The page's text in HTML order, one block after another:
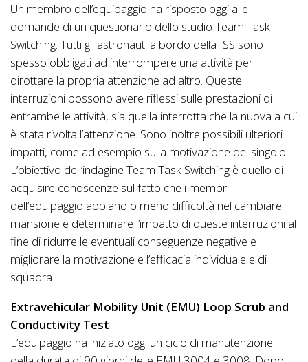
Un membro dell’equipaggio ha risposto oggi alle
domande di un questionario dello studio Team Task
Switching. Tutti gli astronauti a bordo della ISS sono
spesso obbligati ad interrompere una attività per
dirottare la propria attenzione ad altro. Queste
interruzioni possono avere riflessi sulle prestazioni di
entrambe le attività, sia quella interrotta che la nuova a cui
è stata rivolta l’attenzione. Sono inoltre possibili ulteriori
impatti, come ad esempio sulla motivazione del singolo.
L’obiettivo dell’indagine Team Task Switching è quello di
acquisire conoscenze sul fatto che i membri
dell’equipaggio abbiano o meno difficoltà nel cambiare
mansione e determinare l’impatto di queste interruzioni al
fine di ridurre le eventuali conseguenze negative e
migliorare la motivazione e l’efficacia individuale e di
squadra.
Extravehicular Mobility Unit (EMU) Loop Scrub and
Conductivity Test
L’equipaggio ha iniziato oggi un ciclo di manutenzione